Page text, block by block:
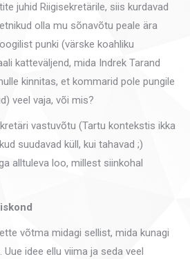
juhid Riigisekretärile, siis kurdavad
olla mu sõnavõtu peale ära
punki (värske koahliku
katteväljend, mida Indrek Tarand
kinnitas, et kommarid pole pungile
veel vaja, või mis?
vastuvõtu (Tartu kontekstis ikka
suudavad küll, kui tahavad ;)
alltuleva loo, millest siinkohal
võtma midagi sellist, mida kunagi
idee ellu viima ja seda veel